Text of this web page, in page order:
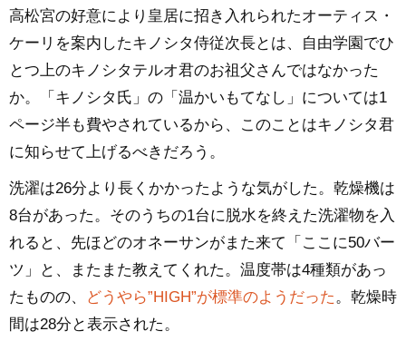
高松宮の好意により皇居に招き入れられたオーティス・
ケーリを案内したキノシタ侍従次長とは、自由学園でひ
とつ上のキノシタテルオ君のお祖父さんではなかった
か。「キノシタ氏」の「温かいもてなし」については1
ページ半も費やされているから、このことはキノシタ君
に知らせて上げるべきだろう。
洗濯は26分より長くかかったような気がした。乾燥機は
8台があった。そのうちの1台に脱水を終えた洗濯物を入
れると、先ほどのオネーサンがまた来て「ここに50バー
ツ」と、またまた教えてくれた。温度帯は4種類があっ
たものの、
どうやら”HIGH”が標準のようだった。乾燥時
間は28分と表示された。